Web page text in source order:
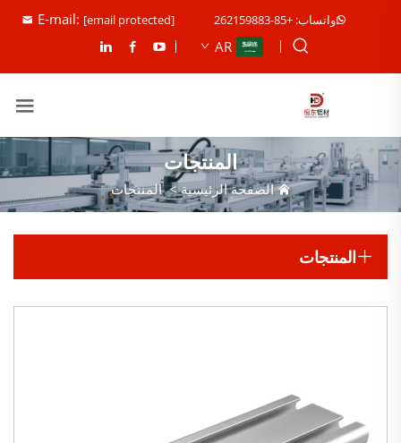
واتساب: +85-262159883 E-mail: [email protected]
AR
المنتجات
الصفحة الرئيسية>المنتجات
المنتجات